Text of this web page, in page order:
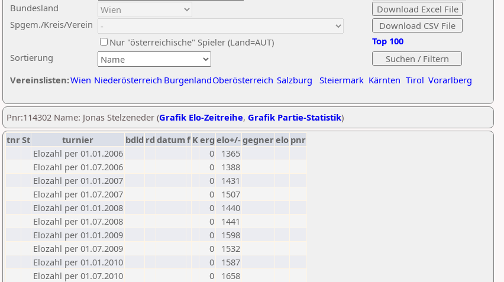
Sortierung
Bundesland
Spgem./Kreis/Verein
Nur "österreichische" Spieler (Land=AUT)
Vereinslisten:Wien Niederösterreich BurgenlandOberösterreich Salzburg Steiermark Kärnten Tirol Vorarlberg
Top 100
Pnr:114302 Name: Jonas Stelzeneder (Grafik Elo-Zeitreihe, Grafik Partie-Statistik)
tnrSt turnier bdld rd datumf Kerg elo+/-gegnerelo pnr
Elozahl per 01.01.2006
0
1365
Elozahl per 01.07.2006
0
1388
Elozahl per 01.01.2007
0
1431
Elozahl per 01.07.2007
0
1507
Elozahl per 01.01.2008
0
1440
Elozahl per 01.07.2008
0
1441
Elozahl per 01.01.2009
0
1598
Elozahl per 01.07.2009
0
1532
Elozahl per 01.01.2010
0
1587
Elozahl per 01.07.2010
0
1658